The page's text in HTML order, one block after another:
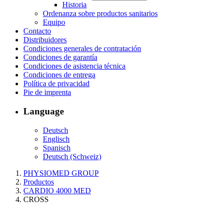
Historia
Ordenanza sobre productos sanitarios
Equipo
Contacto
Distribuidores
Condiciones generales de contratación
Condiciones de garantía
Condiciones de asistencia técnica
Condiciones de entrega
Política de privacidad
Pie de imprenta
Language
Deutsch
Englisch
Spanisch
Deutsch (Schweiz)
PHYSIOMED GROUP
Productos
CARDIO 4000 MED
CROSS